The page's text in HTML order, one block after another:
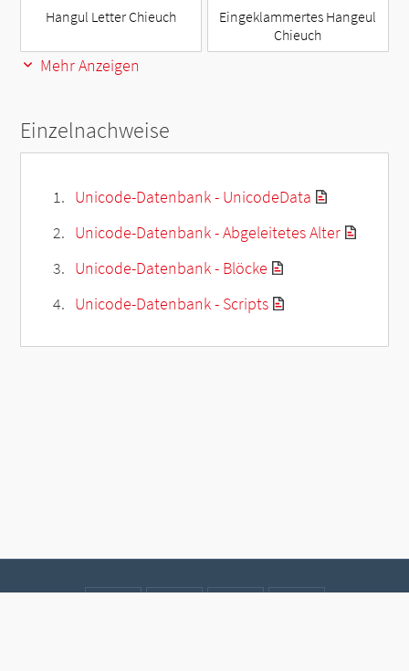
Hangul Letter Chieuch
Eingeklammertes Hangeul
Chieuch
Mehr Anzeigen
Einzelnachweise
Unicode-Datenbank - UnicodeData
Unicode-Datenbank - Abgeleitetes Alter
Unicode-Datenbank - Blöcke
Unicode-Datenbank - Scripts